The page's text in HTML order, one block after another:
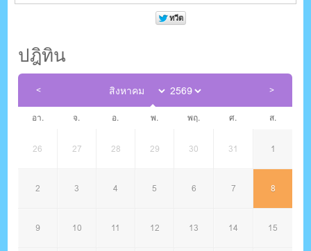
ปฎิทิน
อา. จ. อ. พ. พฤ. ศ. ส.
26 27 28 29 30 31 1
2 3 4 5 6 7 8
9 10 11 12 13 14 15